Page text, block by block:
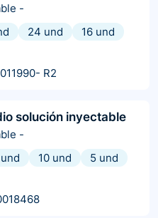
-
24 und
16 und
R2
solución inyectable
-
10 und
5 und